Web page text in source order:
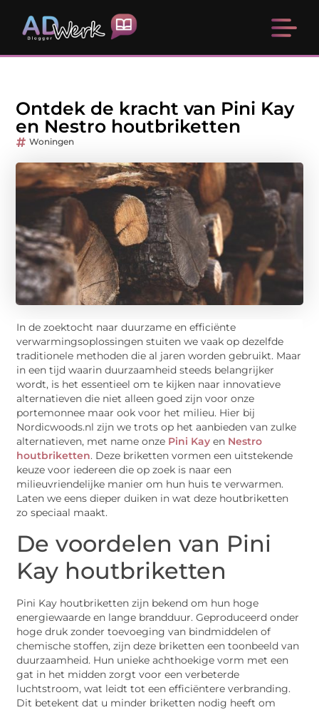
Ontdek de kracht van Pini Kay
en Nestro houtbriketten
Woningen
In de zoektocht naar duurzame en efficiënte
verwarmingsoplossingen stuiten we vaak op dezelfde
traditionele methoden die al jaren worden gebruikt. Maar
in een tijd waarin duurzaamheid steeds belangrijker
wordt, is het essentieel om te kijken naar innovatieve
alternatieven die niet alleen goed zijn voor onze
portemonnee maar ook voor het milieu. Hier bij
Nordicwoods.nl zijn we trots op het aanbieden van zulke
alternatieven, met name onze Pini Kay en Nestro
houtbriketten. Deze briketten vormen een uitstekende
keuze voor iedereen die op zoek is naar een
milieuvriendelijke manier om hun huis te verwarmen.
Laten we eens dieper duiken in wat deze houtbriketten
zo speciaal maakt.
De voordelen van Pini
Kay houtbriketten
Pini Kay houtbriketten zijn bekend om hun hoge
energiewaarde en lange brandduur. Geproduceerd onder
hoge druk zonder toevoeging van bindmiddelen of
chemische stoffen, zijn deze briketten een toonbeeld van
duurzaamheid. Hun unieke achthoekige vorm met een
gat in het midden zorgt voor een verbeterde
luchtstroom, wat leidt tot een efficiëntere verbranding.
Dit betekent dat u minder briketten nodig heeft om